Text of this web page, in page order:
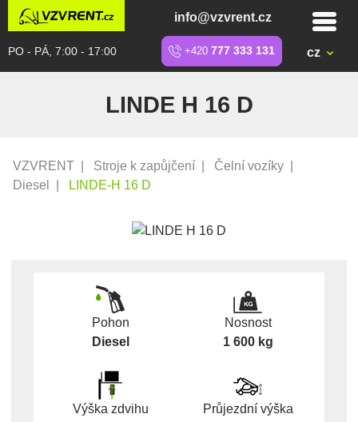
info@vzvrent.cz
PO - PÁ, 7:00 - 17:00 +420 777 333 131 cz
LINDE H 16 D
VZVRENT Stroje k zapůjčení Čelní vozíky
Diesel
LINDE-H 16 D
Pohon
Diesel
Nosnost
1 600 kg
Výška zdvihu
Průjezdní výška